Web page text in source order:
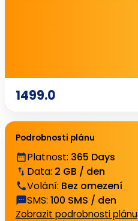
1499.0
Podrobnosti plánu
Platnost: 365 Days
Data: 2 GB / den
Volání: Bez omezení
SMS: 100 SMS / den
Zobrazit podrobnosti plánu